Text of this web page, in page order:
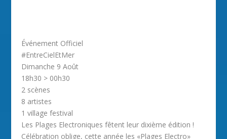
Événement Officiel
#EntreCielEtMer
Dimanche 9 Août
18h30 > 00h30
2 scènes
8 artistes
1 village festival
Les Plages Electroniques fêtent leur dixième édition !
Célébration oblige, cette année les «Plages Electro»